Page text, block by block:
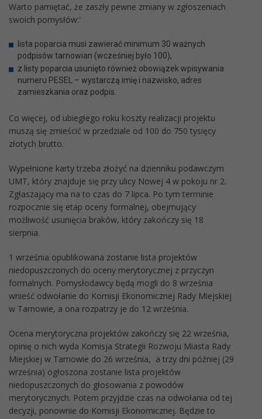
Warto pamiętać, że zaszły pewne zmiany w zgłoszeniach
swoich pomysłów:'
lista poparcia musi zawierać minimum 30 ważnych
podpisów tarnowian (wcześniej było 100),
z listy poparcia usunięto również obowiązek wpisywania
numeru PESEL – wystarczą imię i nazwisko, adres
zamieszkania oraz podpis.
Co więcej, od ubiegłego roku koszty realizacji projektu
muszą się zmieścić w przedziale od 100 do 750 tysięcy
złotych brutto.
Wypełnione karty trzeba złożyć na dzienniku podawczym
UMT, który znajduje się przy ulicy Nowej 4 w pokoju nr 2.
Zgłaszający ma na to czas do 7 lipca. Po tym terminie
rozpocznie się etap oceny formalnej, obejmujący
możliwość usunięcia braków, który zakończy się 18
sierpnia.
1 września opublikowana zostanie lista projektów
niedopuszczonych do oceny merytorycznej z przyczyn
formalnych. Pomysłodawcy będą mogli do 8 września
wnieść odwołanie do Komisji Ekonomicznej Rady Miejskiej
w Tarnowie, a ona rozpatrzy je do 12 września.
Ocena merytoryczna projektów zakończy się 22 września,
opinię o nich wyda Komisja Strategii Rozwoju Miasta Rady
Miejskiej w Tarnowie do 26 września, a trzy dni później (29
września) ogłoszona zostanie lista projektów
niedopuszczonych do głosowania z powodów
merytorycznych. Potem przyjdzie czas na odwołania od tej
decyzji, ponownie do Komisji Ekonomicznej. Będzie to